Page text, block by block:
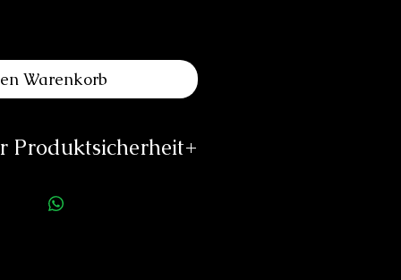
Warenkorb
Produktsicherheit
Louis Moinet